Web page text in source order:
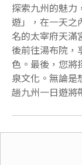
探索九州的魅力
遊」，在一天之
名的太宰府天滿
後前往湯布院，
色。最後，您將
泉文化。無論是
趟九州一日遊將